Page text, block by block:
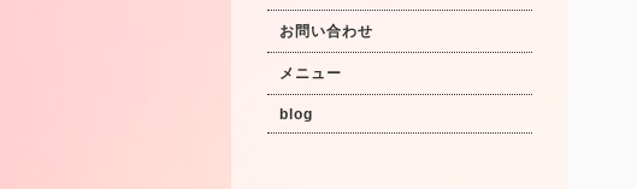
お問い合わせ
メニュー
blog